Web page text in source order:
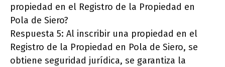
propiedad en el Registro de la Propiedad en
Pola de Siero?
Respuesta 5: Al inscribir una propiedad en el
Registro de la Propiedad en Pola de Siero, se
obtiene seguridad jurídica, se garantiza la